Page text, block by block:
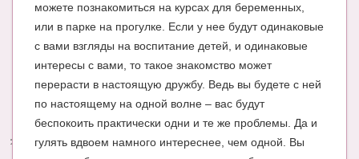
можете познакомиться на курсах для беременных,
или в парке на прогулке. Если у нее будут одинаковые
с вами взгляды на воспитание детей, и одинаковые
интересы с вами, то такое знакомство может
перерасти в настоящую дружбу. Ведь вы будете с ней
по настоящему на одной волне – вас будут
беспокоить практически одни и те же проблемы. Да и
гулять вдвоем намного интереснее, чем одной. Вы